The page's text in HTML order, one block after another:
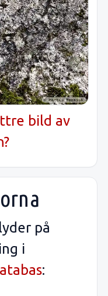
bild av
på
i
: